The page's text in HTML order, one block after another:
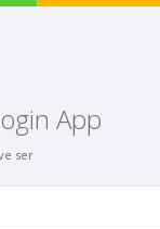
App
ser